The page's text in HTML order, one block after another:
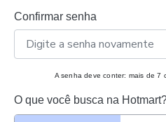
Confirmar senha
A senha deve conter: mais de 7
O que você busca na